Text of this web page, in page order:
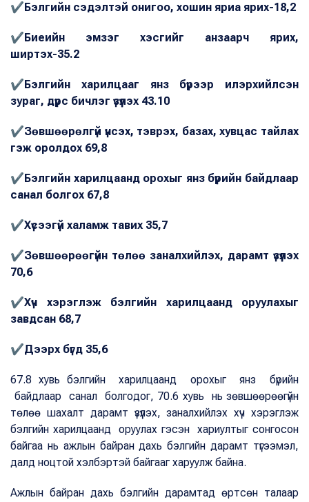
✔ Бэлгийн сэдэлтэй онигоо, хошин яриа ярих-18,2
✔Биеийн эмзэг хэсгийг анзаарч ярих,
ширтэх-35.2
✔Бэлгийн харилцааг янз бүрээр илэрхийлсэн
зураг, дүрс бичлэг үзүүлэх 43.10
✔Зөвшөөрөлгүй үнсэх, тэврэх, базах, хувцас тайлах
гэж оролдох 69,8
✔Бэлгийн харилцаанд орохыг янз бүрийн байдлаар
санал болгох 67,8
✔Хүсээгүй халамж тавих 35,7
✔Зөвшөөрөөгүйн төлөө заналхийлэх, дарамт үзүүлэх
70,6
✔Хүч хэрэглэж бэлгийн харилцаанд оруулахыг
завдсан 68,7
✔Дээрх бүгд 35,6
67.8 хувь бэлгийн харилцаанд орохыг янз бүрийн
байдлаар санал болгодог, 70.6 хувь нь зөвшөөрөөгүйн
төлөө шахалт дарамт үзүүлэх, заналхийлэх хүч хэрэглэж
бэлгийн харилцаанд оруулах гэсэн хариултыг сонгосон
байгаа нь ажлын байран дахь бэлгийн дарамт түгээмэл,
далд ноцтой хэлбэртэй байгааг харуулж байна.
Ажлын байран дахь бэлгийн дарамтад өртсөн талаар